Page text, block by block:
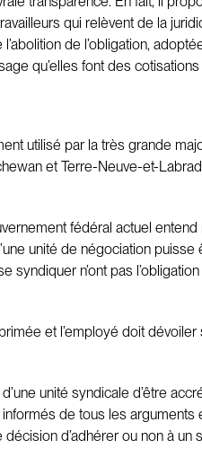
qui relèvent de la
de l’obligation,
qu’elles font des
utilisé par la très grande
et Terre-Neuve-et-
fédéral actuel
unité de négociation
n’ont pas
et l’employé doit
unité syndicale d’être
de tous les
d’adhérer ou non à